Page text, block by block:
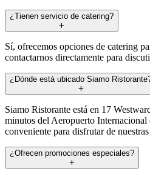
¿Tienen servicio de catering?
Sí, ofrecemos opciones de catering
contactarnos directamente para
¿Dónde está ubicado Siamo
Siamo Ristorante está en 17
minutos del Aeropuerto
conveniente para disfrutar de
¿Ofrecen promociones especiales?